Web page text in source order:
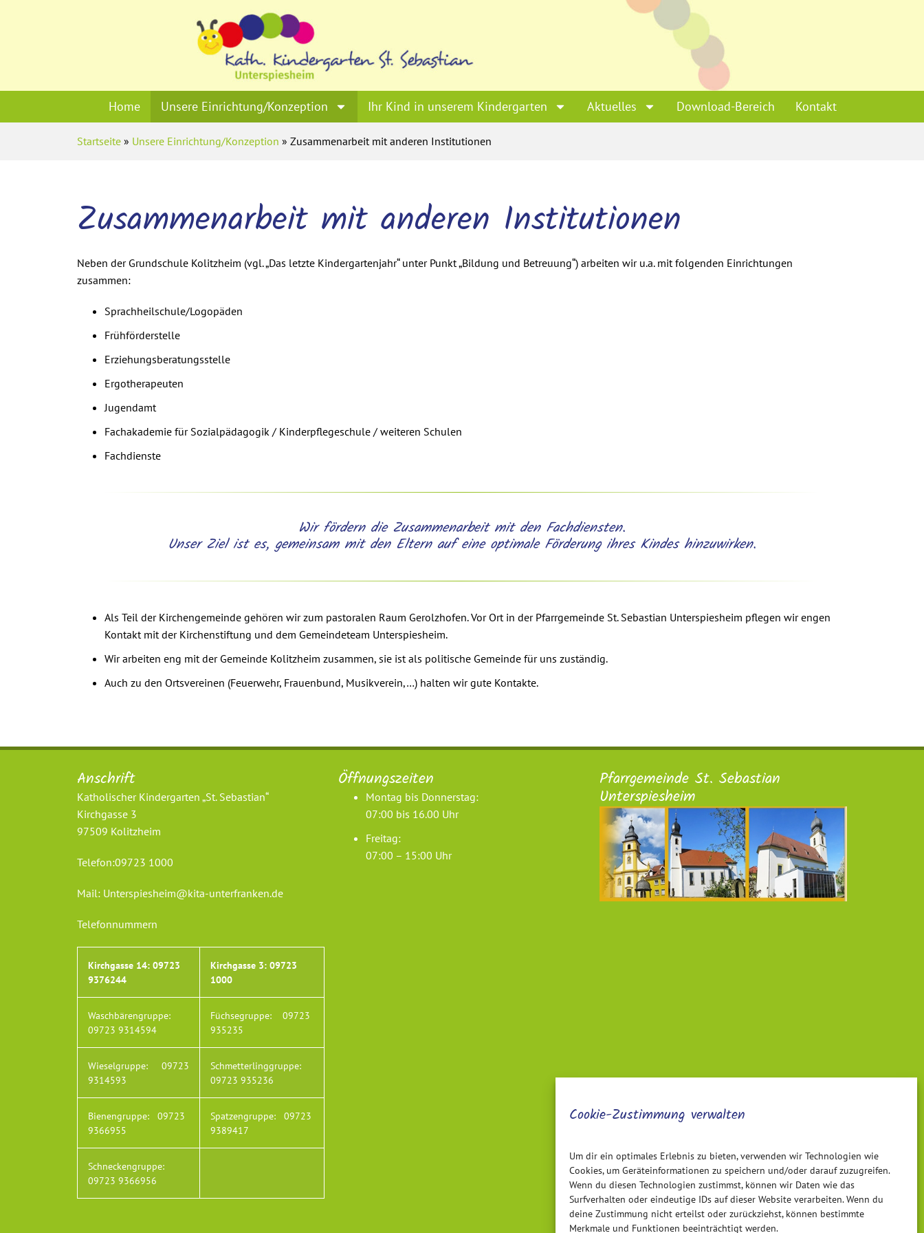
Cookie-Zustimmung verwalten
Um dir ein optimales Erlebnis zu bieten, verwenden wir Technologien wie
Cookies, um Geräteinformationen zu speichern und/oder darauf zuzugreifen.
Wenn du diesen Technologien zustimmst, können wir Daten wie das
Surfverhalten oder eindeutige IDs auf dieser Website verarbeiten. Wenn du
deine Zustimmung nicht erteilst oder zurückziehst, können bestimmte
Merkmale und Funktionen beeinträchtigt werden.
Home Unsere Einrichtung/Konzeption Ihr Kind in unserem Kindergarten Aktuelles Download-Bereich Kontakt
Startseite » Unsere Einrichtung/Konzeption » Zusammenarbeit mit anderen Institutionen
Zusammenarbeit mit anderen Institutionen
Neben der Grundschule Kolitzheim (vgl. „Das letzte Kindergartenjahr“ unter Punkt „Bildung und Betreuung“) arbeiten wir u.a. mit folgenden Einrichtungen
zusammen:
Sprachheilschule/Logopäden
Frühförderstelle
Erziehungsberatungsstelle
Ergotherapeuten
Jugendamt
Fachakademie für Sozialpädagogik / Kinderpflegeschule / weiteren Schulen
Fachdienste
Wir fördern die Zusammenarbeit mit den Fachdiensten.
Unser Ziel ist es, gemeinsam mit den Eltern auf eine optimale Förderung ihres Kindes hinzuwirken.
Als Teil der Kirchengemeinde gehören wir zum pastoralen Raum Gerolzhofen. Vor Ort in der Pfarrgemeinde St. Sebastian Unterspiesheim pflegen wir engen
Kontakt mit der Kirchenstiftung und dem Gemeindeteam Unterspiesheim.
Wir arbeiten eng mit der Gemeinde Kolitzheim zusammen, sie ist als politische Gemeinde für uns zuständig.
Auch zu den Ortsvereinen (Feuerwehr, Frauenbund, Musikverein,…) halten wir gute Kontakte.
Anschrift
Katholischer Kindergarten „St. Sebastian“
Kirchgasse 3
97509 Kolitzheim
Telefon:09723 1000
Mail: Unterspiesheim@kita-unterfranken.de
Telefonnummern
Kirchgasse 14: 09723
9376244
Kirchgasse 3: 09723
1000
Waschbärengruppe:
09723 9314594
Füchsegruppe: 09723
935235
Wieselgruppe: 09723
9314593
Schmetterlinggruppe:
09723 935236
Bienengruppe: 09723
9366955
Spatzengruppe: 09723
9389417
Schneckengruppe:
09723 9366956
Öffnungszeiten
Montag bis Donnerstag:
07:00 bis 16.00 Uhr
Freitag:
07:00 – 15:00 Uhr
Pfarrgemeinde St. Sebastian
Unterspiesheim